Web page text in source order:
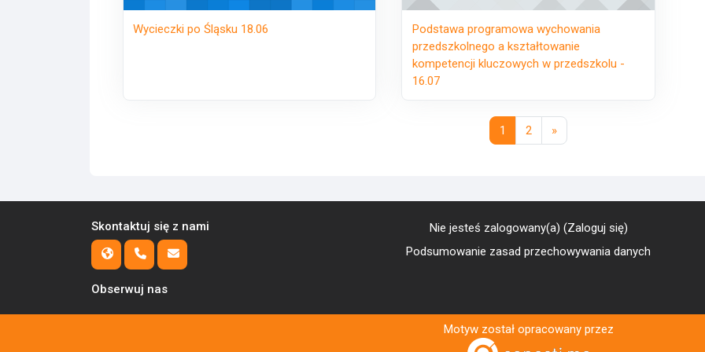
Wycieczki po Śląsku 18.06
Podstawa programowa wychowania
przedszkolnego a kształtowanie
kompetencji kluczowych w przedszkolu -
16.07
1 Strona 1
2 Strona 2
»Następna strona
Skontaktuj się z nami
Obserwuj nas
Nie jesteś zalogowany(a) (Zaloguj się)
Podsumowanie zasad przechowywania danych
Motyw został opracowany przez